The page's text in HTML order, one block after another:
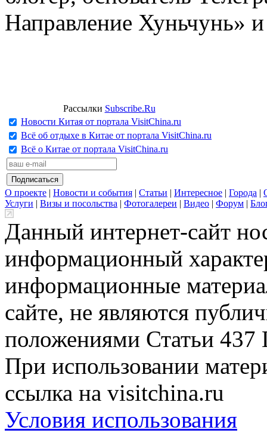
Направление Хуньчунь»
Рассылки Subscribe.Ru
Новости Китая от портала VisitChina.ru
Всё об отдыхе в Китае от портала VisitChina.ru
Всё о Китае от портала VisitChina.ru
О проекте | Новости и события | Статьи | Интересное | Города |
Услуги | Визы и посольства | Фотогалереи | Видео | Форум |
Данный интернет-сайт
информационный
информационные
сайте, не являются
положениями Статьи 437
При использовании
ссылка на visitchina.ru
Условия использования